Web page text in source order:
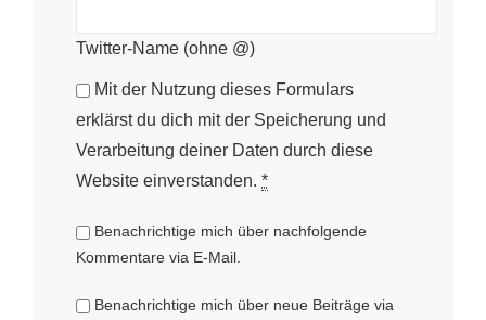
Twitter-Name (ohne @)
Mit der Nutzung dieses Formulars
erklärst du dich mit der Speicherung und
Verarbeitung deiner Daten durch diese
Website einverstanden. *
Benachrichtige mich über nachfolgende
Kommentare via E-Mail.
Benachrichtige mich über neue Beiträge via